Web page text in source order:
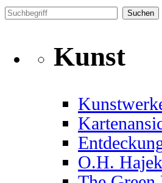
Suchen
Kunst
O.H.